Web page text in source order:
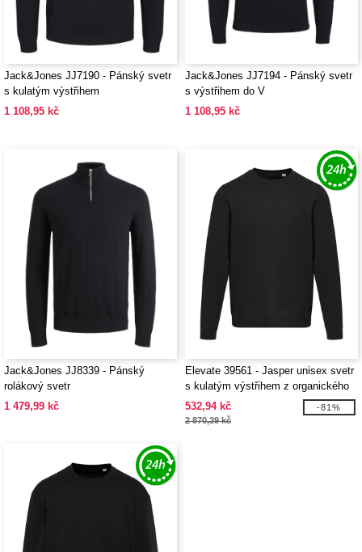
Jack&Jones JJ7190 - Pánský svetr
s kulatým výstřihem
1 108,95 kč
Jack&Jones JJ7194 - Pánský svetr
s výstřihem do V
1 108,95 kč
Jack&Jones JJ8339 - Pánský
rolákový svetr
1 479,99 kč
Elevate 39561 - Jasper unisex svetr
s kulatým výstřihem z organického
recyklovaného OCS materiálu o
gramáži 280 g/m²
532,94 kč
2 870,39 kč
-81%